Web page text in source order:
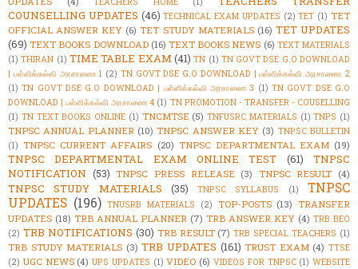
COUNSELLING UPDATES (46) TECHNICAL EXAM UPDATES (2) TET (1) TET
OFFICIAL ANSWER KEY (6) TET STUDY MATERIALS (16) TET UPDATES
(69) TEXT BOOKS DOWNLOAD (16) TEXT BOOKS NEWS (6) TEXT MATERIALS
(1) THIRAN (1) TIME TABLE EXAM (41) TN (1) TN GOVT DSE G.O DOWNLOAD
| பள்ளிக்கல்வி அரசாணை 1 (2) TN GOVT DSE G.O DOWNLOAD | பள்ளிக்கல்வி அரசாணை 2
(1) TN GOVT DSE G.O DOWNLOAD | பள்ளிக்கல்வி அரசாணை 3 (1) TN GOVT DSE G.O
DOWNLOAD | பள்ளிக்கல்வி அரசாணை 4 (1) TN PROMOTION - TRANSFER - COUSELLING
(1) TN TEXT BOOKS ONLINE (1) TNCMTSE (5) TNFUSRC MATERIALS (1) TNPS (1)
TNPSC ANNUAL PLANNER (10) TNPSC ANSWER KEY (3) TNPSC BULLETIN
(1) TNPSC CURRENT AFFAIRS (20) TNPSC DEPARTMENTAL EXAM (19)
TNPSC DEPARTMENTAL EXAM ONLINE TEST (61)
TNPSC
NOTIFICATION (53) TNPSC PRESS RELEASE (3) TNPSC RESULT (4)
TNPSC STUDY MATERIALS (35) TNPSC SYLLABUS (1)
TNPSC
UPDATES (196) TNUSRB MATERIALS (2) TOP-POSTS (13) TRANSFER
UPDATES (18) TRB ANNUAL PLANNER (7) TRB ANSWER KEY (4) TRB BEO
(2) TRB NOTIFICATIONS (30) TRB RESULT (7) TRB SPECIAL TEACHERS (1)
TRB STUDY MATERIALS (3) TRB UPDATES (161) TRUST EXAM (4) TTSE
(2) UGC NEWS (4) UPS UPDATES (1) VIDEO (6) VIDEOS FOR TNPSC (1) WEBSITE